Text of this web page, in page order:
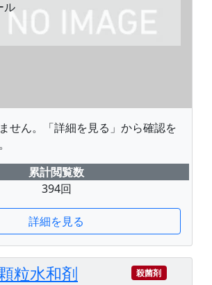
ル
せん。「詳細を見る」から確認を
累計閲覧数
394回
詳細を見る
粒水和剤 殺菌剤